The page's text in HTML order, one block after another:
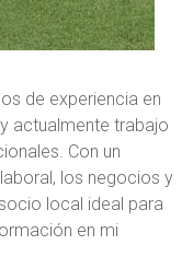
de experiencia en
actualmente trabajo
Con un
los negocios y
local ideal para
en mi